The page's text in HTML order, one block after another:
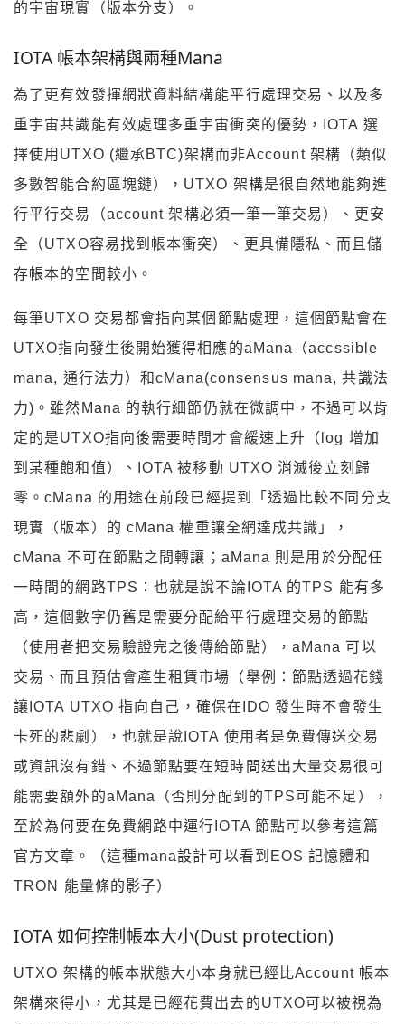
的宇宙現實（版本分支）。
IOTA 帳本架構與兩種Mana
為了更有效發揮網狀資料結構能平行處理交易、以及多
重宇宙共識能有效處理多重宇宙衝突的優勢，IOTA 選
擇使用UTXO (繼承BTC)架構而非Account 架構（類似
多數智能合約區塊鏈），UTXO 架構是很自然地能夠進
行平行交易（account 架構必須一筆一筆交易）、更安
全（UTXO容易找到帳本衝突）、更具備隱私、而且儲
存帳本的空間較小。
每筆UTXO 交易都會指向某個節點處理，這個節點會在
UTXO指向發生後開始獲得相應的aMana（accssible
mana, 通行法力）和cMana(consensus mana, 共識法
力)。雖然Mana 的執行細節仍就在微調中，不過可以肯
定的是UTXO指向後需要時間才會緩速上升（log 增加
到某種飽和值）、IOTA 被移動 UTXO 消滅後立刻歸
零。cMana 的用途在前段已經提到「透過比較不同分支
現實（版本）的 cMana 權重讓全網達成共識」，
cMana 不可在節點之間轉讓；aMana 則是用於分配任
一時間的網路TPS：也就是說不論IOTA 的TPS 能有多
高，這個數字仍舊是需要分配給平行處理交易的節點
（使用者把交易驗證完之後傳給節點），aMana 可以
交易、而且預估會產生租賃市場（舉例：節點透過花錢
讓IOTA UTXO 指向自己，確保在IDO 發生時不會發生
卡死的悲劇），也就是說IOTA 使用者是免費傳送交易
或資訊沒有錯、不過節點要在短時間送出大量交易很可
能需要額外的aMana（否則分配到的TPS可能不足），
至於為何要在免費網路中運行IOTA 節點可以參考這篇
官方文章。（這種mana設計可以看到EOS 記憶體和
TRON 能量條的影子）
IOTA 如何控制帳本大小(Dust protection)
UTXO 架構的帳本狀態大小本身就已經比Account 帳本
架構來得小，尤其是已經花費出去的UTXO可以被視為